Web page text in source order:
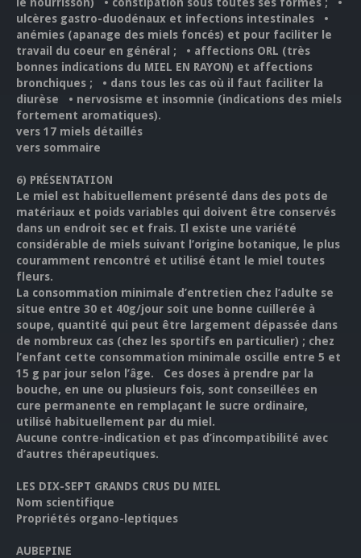
ulcères gastro-duodénaux et infections intestinales •
anémies (apanage des miels foncés) et pour faciliter le
travail du coeur en général ; • affections ORL (très
bonnes indications du MIEL EN RAYON) et affections
bronchiques ; • dans tous les cas où il faut faciliter la
diurèse • nervosisme et insomnie (indications des miels
fortement aromatiques).
vers 17 miels détaillés
vers sommaire
6) PRÉSENTATION
Le miel est habituellement présenté dans des pots de
matériaux et poids variables qui doivent être conservés
dans un endroit sec et frais. Il existe une variété
considérable de miels suivant l’origine botanique, le plus
couramment rencontré et utilisé étant le miel toutes
fleurs.
La consommation minimale d’entretien chez l’adulte se
situe entre 30 et 40g/jour soit une bonne cuillerée à
soupe, quantité qui peut être largement dépassée dans
de nombreux cas (chez les sportifs en particulier) ; chez
l’enfant cette consommation minimale oscille entre 5 et
15 g par jour selon l’âge. Ces doses à prendre par la
bouche, en une ou plusieurs fois, sont conseillées en
cure permanente en remplaçant le sucre ordinaire,
utilisé habituellement par du miel.
Aucune contre-indication et pas d’incompatibilité avec
d’autres thérapeutiques.
LES DIX-SEPT GRANDS CRUS DU MIEL
Nom scientifique
Propriétés organo-leptiques
AUBEPINE